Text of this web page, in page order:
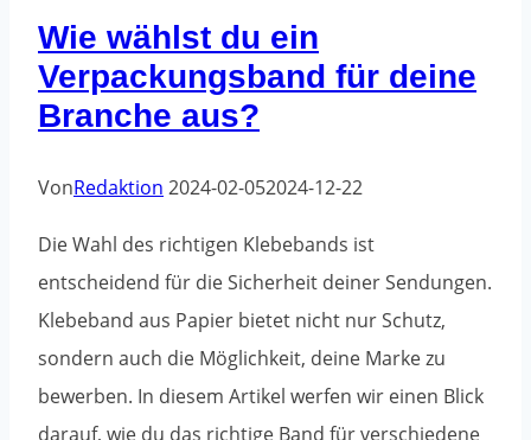
Wie wählst du ein
Verpackungsband für deine
Branche aus?
VonRedaktion 2024-02-052024-12-22
Die Wahl des richtigen Klebebands ist
entscheidend für die Sicherheit deiner Sendungen.
Klebeband aus Papier bietet nicht nur Schutz,
sondern auch die Möglichkeit, deine Marke zu
bewerben. In diesem Artikel werfen wir einen Blick
darauf, wie du das richtige Band für verschiedene